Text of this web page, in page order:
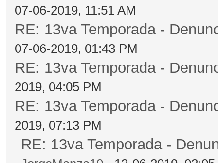
07-06-2019, 11:51 AM
RE: 13va Temporada -
07-06-2019, 01:43 PM
RE: 13va Temporada -
2019, 04:05 PM
RE: 13va Temporada -
2019, 07:13 PM
RE: 13va Temporada -